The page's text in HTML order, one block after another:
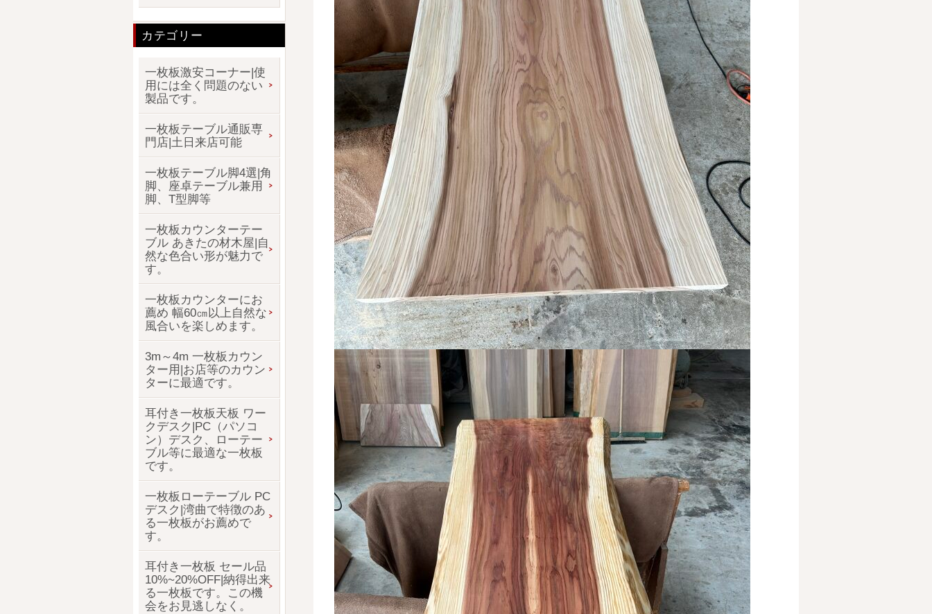
カテゴリー
一枚板激安コーナー|使
用には全く問題のない
製品です。
一枚板テーブル通販専
門店|土日来店可能
一枚板テーブル脚4選|角
脚、座卓テーブル兼用
脚、T型脚等
一枚板カウンターテー
ブル あきたの材木屋|自
然な色合い形が魅力で
す。
一枚板カウンターにお
薦め 幅60㎝以上自然な
風合いを楽しめます。
3m～4m 一枚板カウン
ター用|お店等のカウン
ターに最適です。
耳付き一枚板天板 ワー
クデスク|PC（パソコ
ン）デスク、ローテー
ブル等に最適な一枚板
です。
一枚板ローテーブル PC
デスク|湾曲で特徴のあ
る一枚板がお薦めで
す。
耳付き一枚板 セール品
10%~20%OFF|納得出来
る一枚板です。この機
会をお見逃しなく。